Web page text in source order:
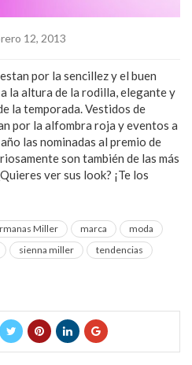
12, 2013
por la sencillez y el buen
la altura de la rodilla, elegante y
la temporada. Vestidos de
por la alfombra roja y eventos a
las nominadas al premio de
son también de las más
ver sus look? ¡Te los
Miller marca
moda
sienna miller tendencias